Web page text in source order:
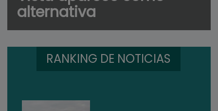
alternativa
RANKING DE NOTICIAS